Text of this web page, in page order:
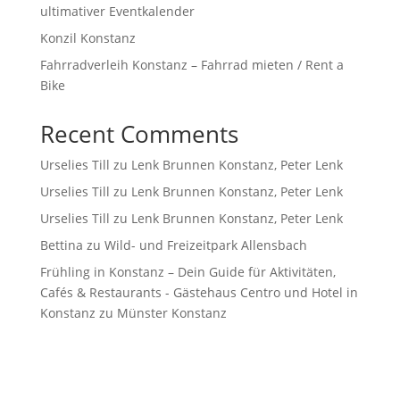
ultimativer Eventkalender
Konzil Konstanz
Fahrradverleih Konstanz – Fahrrad mieten / Rent a
Bike
Recent Comments
Urselies Till zu Lenk Brunnen Konstanz, Peter Lenk
Urselies Till zu Lenk Brunnen Konstanz, Peter Lenk
Urselies Till zu Lenk Brunnen Konstanz, Peter Lenk
Bettina zu Wild- und Freizeitpark Allensbach
Frühling in Konstanz – Dein Guide für Aktivitäten,
Cafés & Restaurants - Gästehaus Centro und Hotel in
Konstanz zu Münster Konstanz